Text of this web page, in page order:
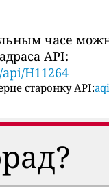
часе
API:
H11264
старонку API: